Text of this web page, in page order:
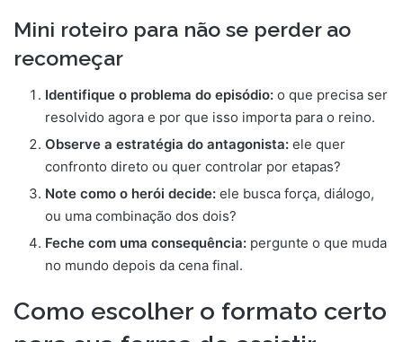
Mini roteiro para não se perder ao
recomeçar
Identifique o problema do episódio: o que precisa ser
resolvido agora e por que isso importa para o reino.
Observe a estratégia do antagonista: ele quer
confronto direto ou quer controlar por etapas?
Note como o herói decide: ele busca força, diálogo,
ou uma combinação dos dois?
Feche com uma consequência: pergunte o que muda
no mundo depois da cena final.
Como escolher o formato certo